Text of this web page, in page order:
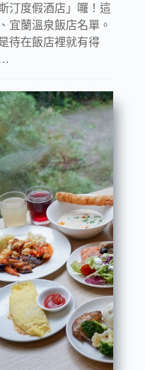
汀度假酒店」囉！這
宜蘭溫泉飯店名單。
待在飯店裡就有得